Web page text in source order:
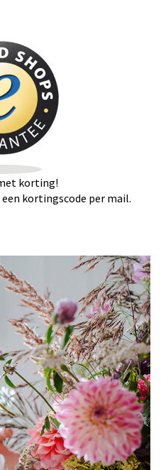
korting!
kortingscode per mail.